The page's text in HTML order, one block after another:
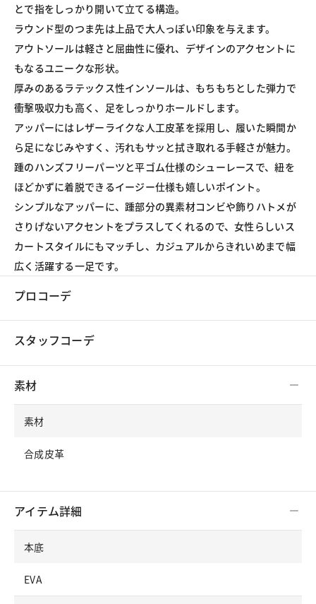
とで指をしっかり開いて立てる構造。
ラウンド型のつま先は上品で大人っぽい印象を与えます。
アウトソールは軽さと屈曲性に優れ、デザインのアクセントに
もなるユニークな形状。
厚みのあるラテックス性インソールは、もちもちとした弾力で
衝撃吸収力も高く、足をしっかりホールドします。
アッパーにはレザーライクな人工皮革を採用し、履いた瞬間か
ら足になじみやすく、汚れもサッと拭き取れる手軽さが魅力。
踵のハンズフリーパーツと平ゴム仕様のシューレースで、紐を
ほどかずに着脱できるイージー仕様も嬉しいポイント。
シンプルなアッパーに、踵部分の異素材コンビや飾りハトメが
さりげないアクセントをプラスしてくれるので、女性らしいス
カートスタイルにもマッチし、カジュアルからきれいめまで幅
広く活躍する一足です。
プロコーデ
スタッフコーデ
素材
素材
合成皮革
アイテム詳細
本底
EVA